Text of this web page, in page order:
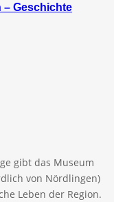
– Geschichte
gibt das Museum
von Nördlingen)
Leben der Region.